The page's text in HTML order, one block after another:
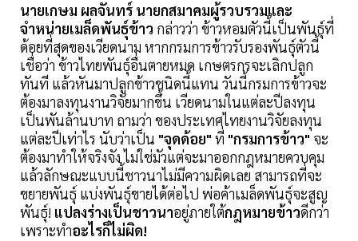
นายเกษม ผลจันทร์ นายกสมาคมผู้รวบรวมและ
จำหน่ายเมล็ดพันธุ์ข้าว กล่าวว่า ข้าวหอมตัวนี้เป็นพันธุ์ที่
ด้อยที่สุดของเวียดนาม หากกรมการข้าวรับรองพันธุ์ตัวนี้
เชื่อว่า ข้าวไทยพันธุ์อื่นตายหมด เกษตรกรจะเลิกปลูก
ทันที แล้วหันมาปลูกข้าวชนิดนี้แทน วันนี้กรมการข้าวจะ
ต้องมาลงทุนงานวิจัยมากขึ้น เวียดนามในแต่ละปีลงทุน
เป็นพันล้านบาท ถามว่า ของประเทศไทยงานวิจัยลงทุน
แต่ละปีเท่าไร นับว่าเป็น "จุดด้อย" ที่ "กรมการข้าว" จะ
ต้องมาทำให้จริงจัง ไม่ใช่มัวแต่จะมาออกกฎหมายควบคุม
แล้วลักษณะแบบนี้ชาวนาไม่มีความผิดเลย สามารถที่จะ
ขยายพันธุ์ แบ่งพันธุ์ขายได้ต่อไป พ่อค้าเมล็ดพันธุ์จะสูญ
พันธุ์! แปลงร่างเป็นชาวนาอยู่ภายใต้กฎหมายข้าวดีกว่า
เพราะทำอะไรก็ไม่ผิด!